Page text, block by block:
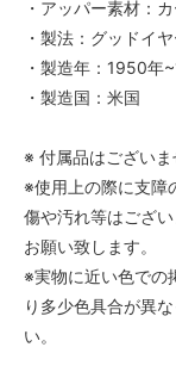
・アッパー素材：
・製法：グッドイ
・製造年：1950年
・製造国：米国
※ 付属品はございま
※使用上の際に支障
傷や汚れ等はござ
お願い致します。
※実物に近い色での
り多少色具合が異
い。